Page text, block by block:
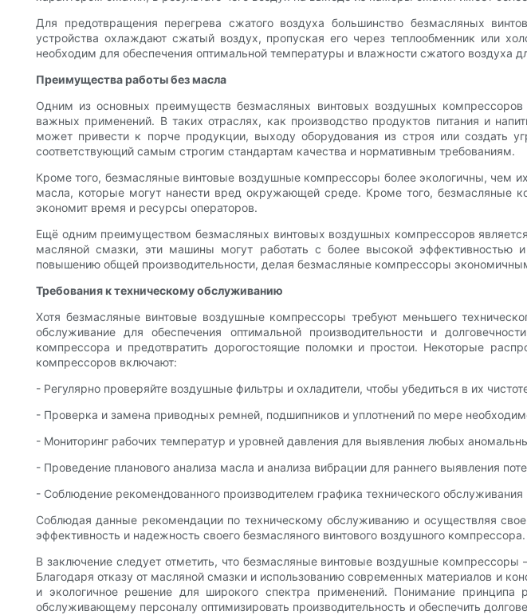
Для предотвращения перегрева сжатого воздуха большинство безмасляных
устройства охлаждают сжатый воздух, пропуская его через теплообменник или
необходим для обеспечения оптимальной температуры и влажности сжатого воздуха
Преимущества работы без масла
Одним из основных преимуществ безмасляных винтовых воздушных
важных применений. В таких отраслях, как производство продуктов питания и
может привести к порче продукции, выходу оборудования из строя или создать
соответствующий самым строгим стандартам качества и нормативным требованиям.
Кроме того, безмасляные винтовые воздушные компрессоры более экологичны, чем
масла, которые могут нанести вред окружающей среде. Кроме того, безмасляные
экономит время и ресурсы операторов.
Ещё одним преимуществом безмасляных винтовых воздушных компрессоров
масляной смазки, эти машины могут работать с более высокой эффективностью
повышению общей производительности, делая безмасляные компрессоры
Требования к техническому обслуживанию
Хотя безмасляные винтовые воздушные компрессоры требуют меньшего
обслуживание для обеспечения оптимальной производительности и
компрессора и предотвратить дорогостоящие поломки и простои. Некоторые
компрессоров включают:
- Регулярно проверяйте воздушные фильтры и охладители, чтобы убедиться в их
- Проверка и замена приводных ремней, подшипников и уплотнений по мере
- Мониторинг рабочих температур и уровней давления для выявления любых
- Проведение планового анализа масла и анализа вибрации для раннего выявления
- Соблюдение рекомендованного производителем графика технического
Соблюдая данные рекомендации по техническому обслуживанию и осуществляя
эффективность и надежность своего безмасляного винтового воздушного компрессора.
В заключение следует отметить, что безмасляные винтовые воздушные
Благодаря отказу от масляной смазки и использованию современных материалов и
и экологичное решение для широкого спектра применений. Понимание
обслуживающему персоналу оптимизировать производительность и обеспечить